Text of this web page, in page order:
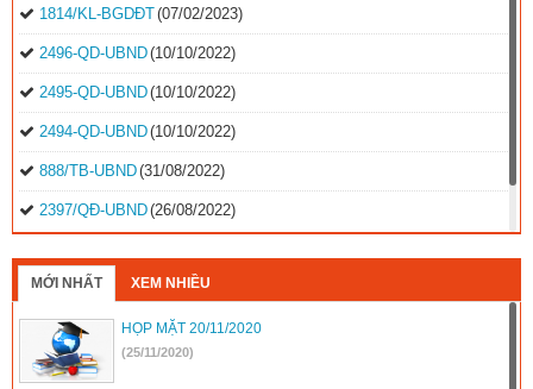
1814/KL-BGDĐT(07/02/2023)
2496-QD-UBND(10/10/2022)
2495-QD-UBND(10/10/2022)
2494-QD-UBND(10/10/2022)
888/TB-UBND(31/08/2022)
2397/QĐ-UBND(26/08/2022)
MỚI NHẤT XEM NHIỀU
HỌP MẶT 20/11/2020
(25/11/2020)